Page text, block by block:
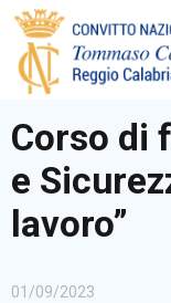
DOCUMENTAZIONE
Corso di
e
lavoro”
01/09/2023